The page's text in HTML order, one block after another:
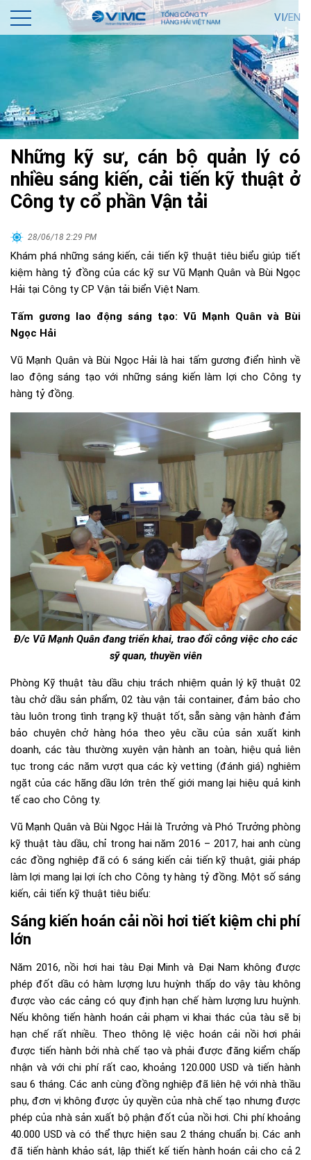
VI/EN
Những kỹ sư, cán bộ quản lý có
nhiều sáng kiến, cải tiến kỹ thuật ở
Công ty cổ phần Vận tải
28/06/18 2:29 PM
Khám phá những sáng kiến, cải tiến kỹ thuật tiêu biểu giúp tiết
kiệm hàng tỷ đồng của các kỹ sư Vũ Mạnh Quân và Bùi Ngọc
Hải tại Công ty CP Vận tải biển Việt Nam.
Tấm gương lao động sáng tạo: Vũ Mạnh Quân và Bùi
Ngọc Hải
Vũ Mạnh Quân và Bùi Ngọc Hải là hai tấm gương điển hình về
lao động sáng tạo với những sáng kiến làm lợi cho Công ty
hàng tỷ đồng.
Đ/c Vũ Mạnh Quân đang triển khai, trao đổi công việc cho các
sỹ quan, thuyền viên
Phòng Kỹ thuật tàu dầu chịu trách nhiệm quản lý kỹ thuật 02
tàu chở dầu sản phẩm, 02 tàu vận tải container, đảm bảo cho
tàu luôn trong tình trạng kỹ thuật tốt, sẵn sàng vận hành đảm
bảo chuyên chở hàng hóa theo yêu cầu của sản xuất kinh
doanh, các tàu thường xuyên vận hành an toàn, hiệu quả liên
tục trong các năm vượt qua các kỳ vetting (đánh giá) nghiêm
ngặt của các hãng dầu lớn trên thế giới mang lại hiệu quả kinh
tế cao cho Công ty.
Vũ Mạnh Quân và Bùi Ngọc Hải là Trưởng và Phó Trưởng phòng
kỹ thuật tàu dầu, chỉ trong hai năm 2016 – 2017, hai anh cùng
các đồng nghiệp đã có 6 sáng kiến cải tiến kỹ thuật, giải pháp
làm lợi mang lại lợi ích cho Công ty hàng tỷ đồng. Một số sáng
kiến, cải tiến kỹ thuật tiêu biểu:
Sáng kiến hoán cải nồi hơi tiết kiệm chi phí
lớn
Năm 2016, nồi hơi hai tàu Đại Minh và Đại Nam không được
phép đốt dầu có hàm lượng lưu huỳnh thấp do vậy tàu không
được vào các cảng có quy định hạn chế hàm lượng lưu huỳnh.
Nếu không tiến hành hoán cải phạm vi khai thác của tàu sẽ bị
hạn chế rất nhiều. Theo thông lệ việc hoán cải nồi hơi phải
được tiến hành bởi nhà chế tạo và phải được đăng kiểm chấp
nhận và với chi phí rất cao, khoảng 120.000 USD và tiến hành
sau 6 tháng. Các anh cùng đồng nghiệp đã liên hệ với nhà thầu
phụ, đơn vị không được ủy quyền của nhà chế tạo nhưng được
phép của nhà sản xuất bộ phận đốt của nồi hơi. Chi phí khoảng
40.000 USD và có thể thực hiện sau 2 tháng chuẩn bị. Các anh
đã tiến hành khảo sát, lập thiết kế tiến hành hoán cải cho cả 2